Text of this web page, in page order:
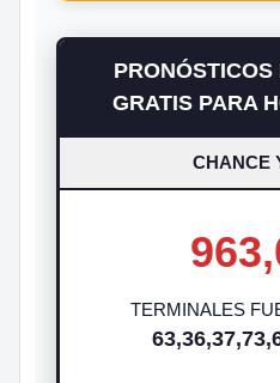
GRATIS PARA
CHANCE
TERMINALES